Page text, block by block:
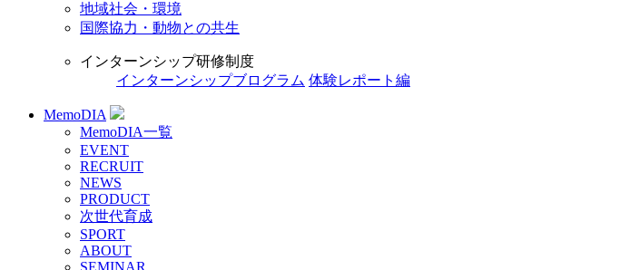
地域社会・環境
国際協力・動物との共生
インターンシップ研修制度
インターンシップブログラム 体験レポート編
MemoDIA
MemoDIA一覧
EVENT
RECRUIT
NEWS
PRODUCT
次世代育成
SPORT
ABOUT
SEMINAR